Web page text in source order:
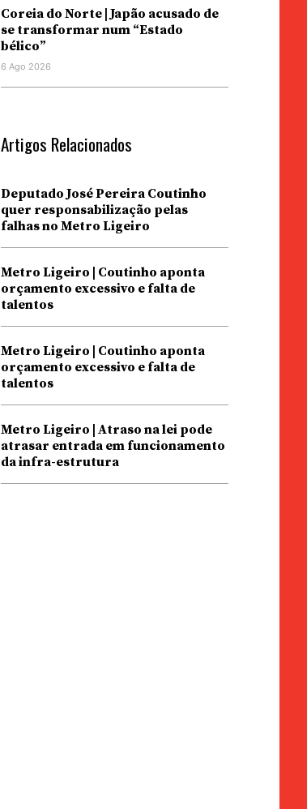
Coreia do Norte | Japão acusado de
se transformar num “Estado
bélico”
6 Ago 2026
Artigos Relacionados
Deputado José Pereira Coutinho
quer responsabilização pelas
falhas no Metro Ligeiro
Metro Ligeiro | Coutinho aponta
orçamento excessivo e falta de
talentos
Metro Ligeiro | Coutinho aponta
orçamento excessivo e falta de
talentos
Metro Ligeiro | Atraso na lei pode
atrasar entrada em funcionamento
da infra-estrutura